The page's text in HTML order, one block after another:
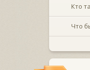
Кто
Что